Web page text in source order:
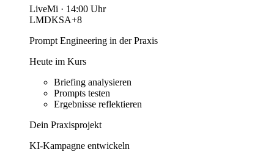
LiveMi · 14:00 Uhr
LMDKSA+8
Prompt Engineering in der Praxis
Heute im Kurs
Briefing analysieren
Prompts testen
Ergebnisse reflektieren
Dein Praxisprojekt
KI-Kampagne entwickeln